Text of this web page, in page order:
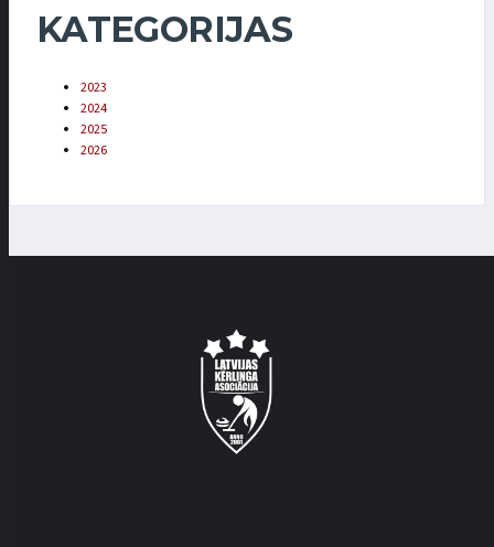
KATEGORIJAS
2023
2024
2025
2026